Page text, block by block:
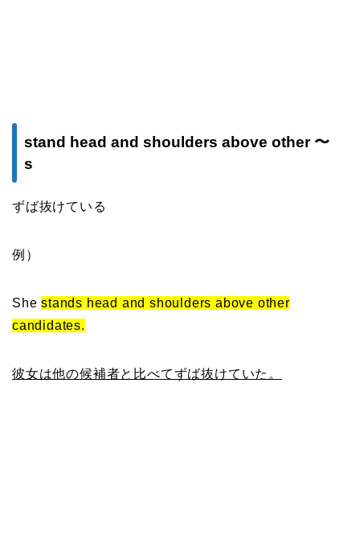
stand head and shoulders above other 〜
s
ずば抜けている
例）
Shestands head and shoulders above other
candidates.
彼女は他の候補者と比べてずば抜けていた。